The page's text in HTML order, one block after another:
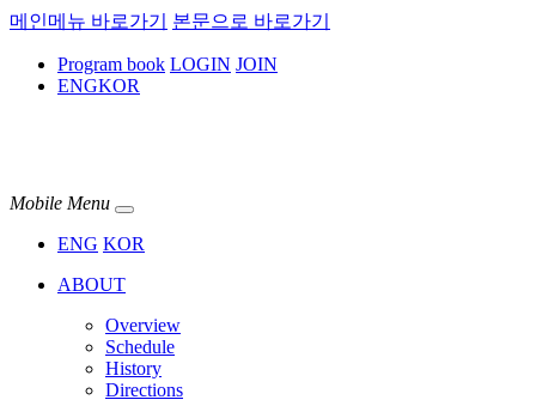
메인메뉴 바로가기 본문으로 바로가기
Program book LOGIN JOIN
ENGKOR
Mobile Menu
ENG KOR
ABOUT
Overview
Schedule
History
Directions